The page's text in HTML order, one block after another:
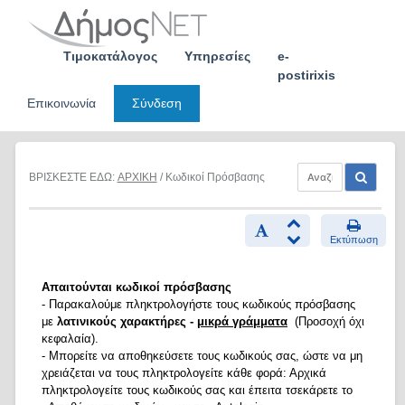
Τιμοκατάλογος Υπηρεσίες
e-
postirixis
Επικοινωνία
Σύνδεση
ΒΡΙΣΚΕΣΤΕ ΕΔΩ: ΑΡΧΙΚΗ / Κωδικοί Πρόσβασης
Εκτύπωση
Απαιτούνται κωδικοί πρόσβασης
- Παρακαλούμε πληκτρολογήστε τους κωδικούς πρόσβασης
με λατινικούς χαρακτήρες - μικρά γράμματα (Προσοχή όχι
κεφαλαία).
- Μπορείτε να αποθηκεύσετε τους κωδικούς σας, ώστε να μη
χρειάζεται να τους πληκτρολογείτε κάθε φορά: Αρχικά
πληκτρολογείτε τους κωδικούς σας και έπειτα τσεκάρετε το